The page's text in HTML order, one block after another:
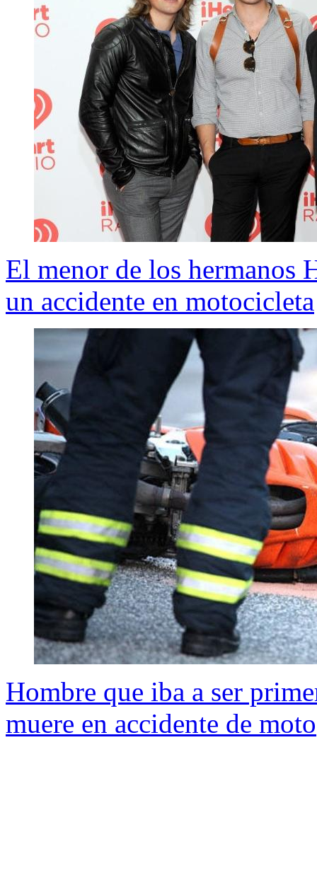
El menor de los hermanos
un accidente en motocicleta
Hombre que iba a ser
muere en accidente de moto